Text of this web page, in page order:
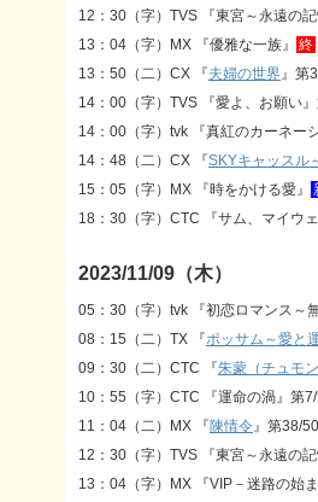
12：30（字）TVS 『東宮～永遠の
13：04（字）MX 『優雅な一族』
終
13：50（二）CX 『夫婦の世界 』第
14：00（字）TVS 『愛よ、お願い
14：00（字）tvk 『真紅のカーネー
14：48（二）CX 『SKYキャッスル
15：05（字）MX 『時をかける愛』
18：30（字）CTC 『サム、マイウ
2023/11/09（木）
05：30（字）tvk 『初恋ロマンス～
08：15（二）TX 『ポッサム～愛と
09：30（二）CTC 『朱蒙（チュモン
10：55（字）CTC 『運命の渦』第
11：04（二）MX 『陳情令 』第38/
12：30（字）TVS 『東宮～永遠の
13：04（字）MX 『VIP－迷路の始